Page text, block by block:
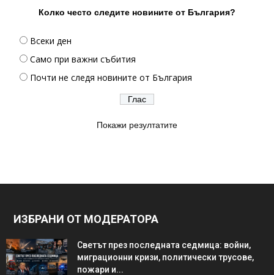
Колко често следите новините от България?
Всеки ден
Само при важни събития
Почти не следя новините от България
Покажи резултатите
ИЗБРАНИ ОТ МОДЕРАТОРА
Светът през последната седмица: войни,
миграционни кризи, политически трусове,
пожари и...